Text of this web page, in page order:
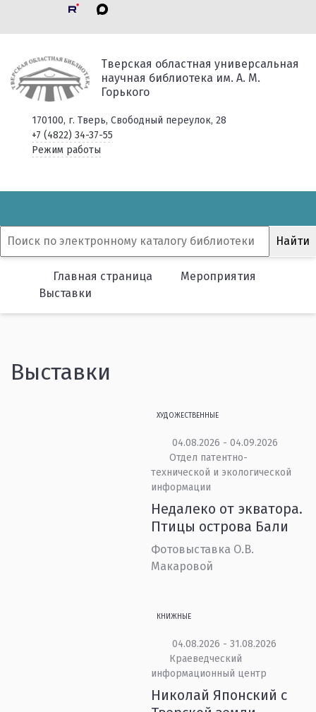
Тверская областная универсальная
научная библиотека им. А. М.
Горького
170100, г. Тверь, Свободный переулок, 28
+7 (4822) 34-37-55
Режим работы
Главная страница
Мероприятия
Выставки
Выставки
ХУДОЖЕСТВЕННЫЕ
04.08.2026 - 04.09.2026
Отдел патентно-
технической и экологической
информации
Недалеко от экватора.
Птицы острова Бали
Фотовыставка О.В.
Макаровой
КНИЖНЫЕ
04.08.2026 - 31.08.2026
Краеведческий
информационный центр
Николай Японский с